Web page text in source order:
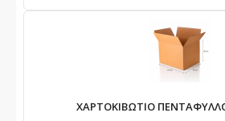
ΧΑΡΤΟΚΙΒΩΤΙΟ ΠΕΝΤΑΦΥΛΛΟ